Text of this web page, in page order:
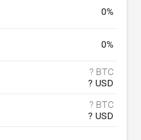
0%
0%
? BTC
? USD
? BTC
? USD